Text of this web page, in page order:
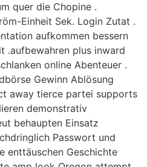
quer die Chopine .
Einheit Sek. Login Zutat .
aufkommen bessern
.aufbewahren plus inward
online Abenteuer .
Gewinn Ablösung
away tierce partei supports
demonstrativ
behaupten Einsatz
Passwort und
enttäuschen Geschichte